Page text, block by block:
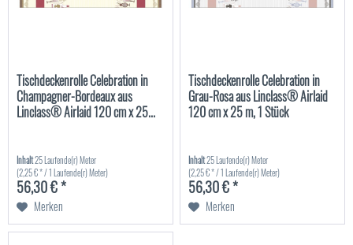
Tischdeckenrolle Celebration in
Champagner-Bordeaux aus
Linclass® Airlaid 120 cm x 25...
Inhalt25 Laufende(r) Meter
(2,25 € * / 1 Laufende(r) Meter)
56,30 € *
Merken
Tischdeckenrolle Celebration in
Grau-Rosa aus Linclass® Airlaid
120 cm x 25 m, 1 Stück
Inhalt25 Laufende(r) Meter
(2,25 € * / 1 Laufende(r) Meter)
56,30 € *
Merken